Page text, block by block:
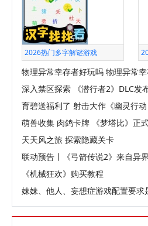
2026热门多字解谜游戏
物理异常幸存者好玩吗 物理异常
深入禁区探索 《潜行者2》DLC发
育碧送福利了 射击大作《幽灵行
萌兽收集 肉鸽卡牌 《梦塔比》正
天天风之旅 探索隐藏关卡
联动预告丨《弓箭传说2》来自异
《机械狂欢》购买教程
妹妹、他人、妄想症游戏配置要求